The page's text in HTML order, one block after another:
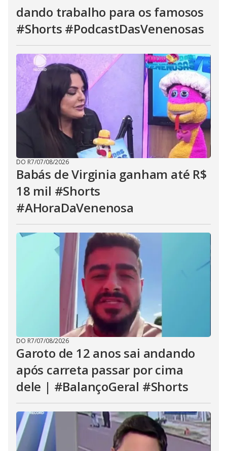
dando trabalho para os famosos
#Shorts #PodcastDasVenenosas
DO R7/07/08/2026
Babás de Virginia ganham até R$
18 mil #Shorts
#AHoraDaVenenosa
DO R7/07/08/2026
Garoto de 12 anos sai andando
após carreta passar por cima
dele | #BalançoGeral #Shorts